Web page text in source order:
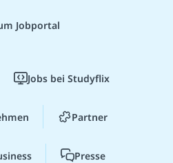
Jobportal
Jobs bei Studyflix
Partner
Presse